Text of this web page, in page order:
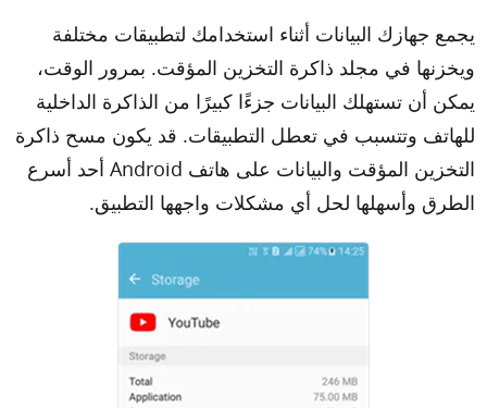
يجمع جهازك البيانات أثناء استخدامك لتطبيقات مختلفة
ويخزنها في مجلد ذاكرة التخزين المؤقت. بمرور الوقت،
يمكن أن تستهلك البيانات جزءًا كبيرًا من الذاكرة الداخلية
للهاتف وتتسبب في تعطل التطبيقات. قد يكون مسح ذاكرة
التخزين المؤقت والبيانات على هاتف Android أحد أسرع
الطرق وأسهلها لحل أي مشكلات واجهها التطبيق.